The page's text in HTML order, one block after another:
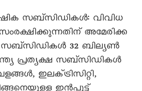
സബ്‌സിഡികൾ: വിവിധ
അമേരിക്ക
സബ്‌സിഡികൾ 32 ബില്യൺ
പ്രത്യക്ഷ സബ്‌സിഡികൾ
ഇലക്‌ട്രിസിറ്റി,